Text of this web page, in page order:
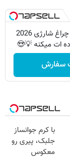
پرکاربردترین چراغ شارژی 2026
ات میکنه 💡😍
سفارش
با کرم جوانساز
جلبک، پیری رو
معکوس